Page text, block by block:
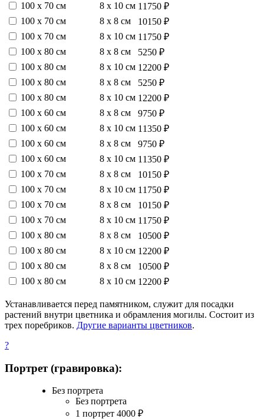
100 х 70 см
8 х 10 см 11750 ₽
100 х 70 см
8 х 8 см
10150 ₽
100 х 70 см
8 х 10 см 11750 ₽
100 х 80 см
8 х 8 см
5250 ₽
100 х 80 см
8 х 10 см 12200 ₽
100 х 80 см
8 х 8 см
5250 ₽
100 х 80 см
8 х 10 см 12200 ₽
100 х 60 см
8 х 8 см
9750 ₽
100 х 60 см
8 х 10 см 11350 ₽
100 х 60 см
8 х 8 см
9750 ₽
100 х 60 см
8 х 10 см 11350 ₽
100 х 70 см
8 х 8 см
10150 ₽
100 х 70 см
8 х 10 см 11750 ₽
100 х 70 см
8 х 8 см
10150 ₽
100 х 70 см
8 х 10 см 11750 ₽
100 х 80 см
8 х 8 см
10500 ₽
100 х 80 см
8 х 10 см 12200 ₽
100 х 80 см
8 х 8 см
10500 ₽
100 х 80 см
8 х 10 см 12200 ₽
Устанавливается перед памятником, служит для посадки
растений внутри цветника и обрамления могилы. Состоит из
трех поребриков. Другие варианты цветников.
?
Портрет (гравировка):
Без портрета
Без портрета
1 портрет 4000 ₽